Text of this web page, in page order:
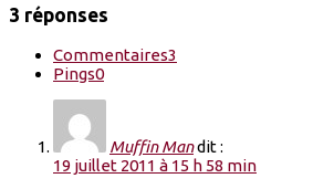
3 réponses
Commentaires3
Pings0
Muffin Mandit :
19 juillet 2011 à 15 h 58 min